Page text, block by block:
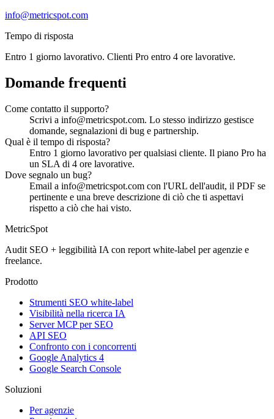
info@metricspot.com
Tempo di risposta
Entro 1 giorno lavorativo. Clienti Pro entro 4 ore lavorative.
Domande frequenti
Come contatto il supporto?
Scrivi a info@metricspot.com. Lo stesso indirizzo gestisce
domande, segnalazioni di bug e partnership.
Qual è il tempo di risposta?
Entro 1 giorno lavorativo per qualsiasi cliente. Il piano Pro ha
un SLA di 4 ore lavorative.
Dove segnalo un bug?
Email a info@metricspot.com con l'URL dell'audit, il PDF se
pertinente e una breve descrizione di ciò che ti aspettavi
rispetto a ciò che hai visto.
MetricSpot
Audit SEO + leggibilità IA con report white-label per agenzie e
freelance.
Prodotto
Strumenti SEO white-label
Visibilità nella ricerca IA
Server MCP per SEO
API SEO
Confronto con i concorrenti
Google Analytics 4
Google Search Console
Soluzioni
Per agenzie